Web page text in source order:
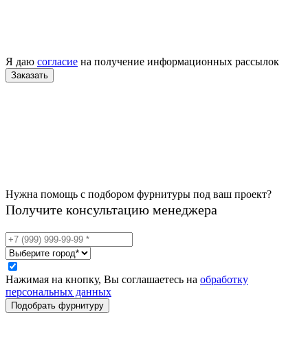
Я даю согласие на получение информационных рассылок
Нужна помощь с подбором фурнитуры под ваш проект?
Получите консультацию менеджера
Нажимая на кнопку, Вы соглашаетесь на обработку
персональных данных